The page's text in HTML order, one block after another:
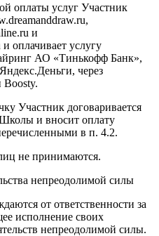
оплаты услуг Участник
и
оплачивает услугу
АО «Тинькофф Банк»,
через
Boosty.
Участник договаривается
и вносит оплату
в п. 4.2.
не принимаются.
непреодолимой силы
от ответственности за
исполнение своих
непреодолимой силы.